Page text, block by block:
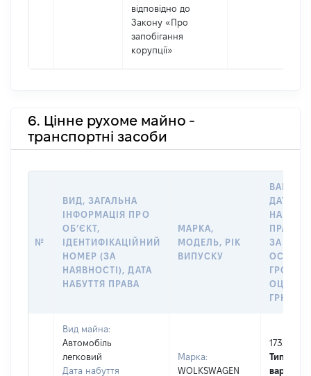
відповідно до
Закону «Про
запобігання
корупції»
6. Цінне рухоме майно -
транспортні засоби
№
ВИД, ЗАГАЛЬНА
ІНФОРМАЦІЯ ПРО
ОБʼЄКТ,
ІДЕНТИФІКАЦІЙНИЙ
НОМЕР (ЗА
НАЯВНОСТІ), ДАТА
НАБУТТЯ ПРАВА
МАРКА,
МОДЕЛЬ, РІК
ВИПУСКУ
ДАТУ
ПРАВА
ЗА
ГРН
Вид майна:
Автомобіль
легковий
Дата набуття
Марка:
WOLKSWAGEN
1732113
Тип
вартості